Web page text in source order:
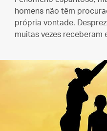
homens não têm
própria vontade.
muitas vezes receberam